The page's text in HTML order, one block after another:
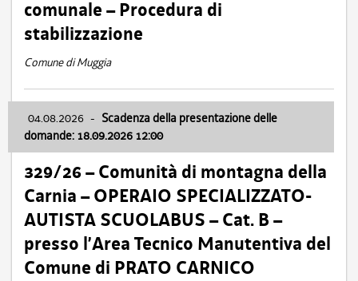
comunale – Procedura di
stabilizzazione
Comune di Muggia
04.08.2026 - Scadenza della presentazione delle
domande: 18.09.2026 12:00
329/26 – Comunità di montagna della
Carnia – OPERAIO SPECIALIZZATO-
AUTISTA SCUOLABUS – Cat. B –
presso l’Area Tecnico Manutentiva del
Comune di PRATO CARNICO